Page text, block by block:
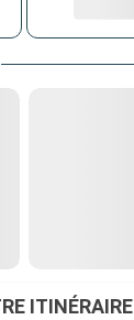
ITINÉRAIRE